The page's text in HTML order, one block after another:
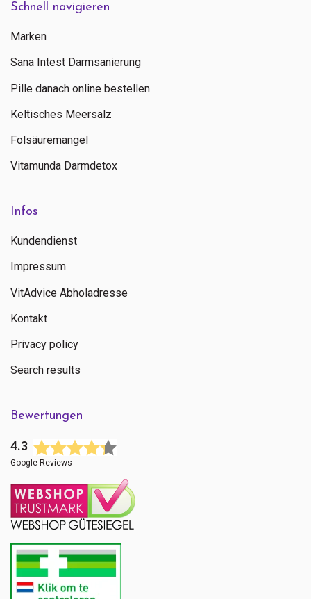
Schnell navigieren
Marken
Sana Intest Darmsanierung
Pille danach online bestellen
Keltisches Meersalz
Folsäuremangel
Vitamunda Darmdetox
Infos
Kundendienst
Impressum
VitAdvice Abholadresse
Kontakt
Privacy policy
Search results
Bewertungen
4.3
Google Reviews